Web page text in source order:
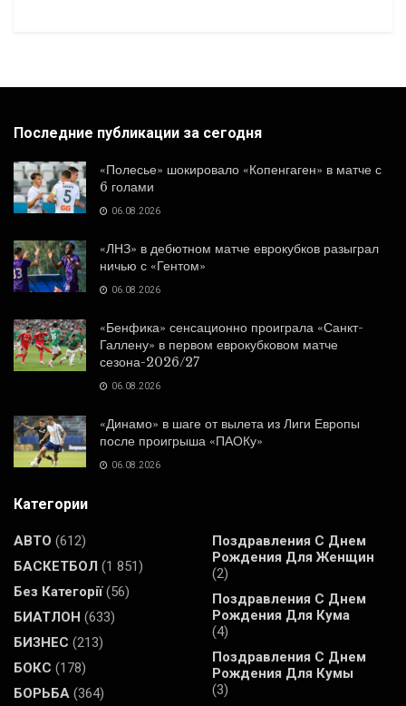
Последние публикации за сегодня
«Полесье» шокировало «Копенгаген» в матче с
6 голами
06.08.2026
«ЛНЗ» в дебютном матче еврокубков разыграл
ничью с «Гентом»
06.08.2026
«Бенфика» сенсационно проиграла «Санкт-
Галлену» в первом еврокубковом матче
сезона-2026/27
06.08.2026
«Динамо» в шаге от вылета из Лиги Европы
после проигрыша «ПАОКу»
06.08.2026
Категории
АВТО (612)
БАСКЕТБОЛ (1 851)
Без Категорії(56)
БИАТЛОН (633)
БИЗНЕС (213)
БОКС (178)
БОРЬБА (364)
Поздравления С Днем
Рождения Для Женщин
(2)
Поздравления С Днем
Рождения Для Кума
(4)
Поздравления С Днем
Рождения Для Кумы
(3)